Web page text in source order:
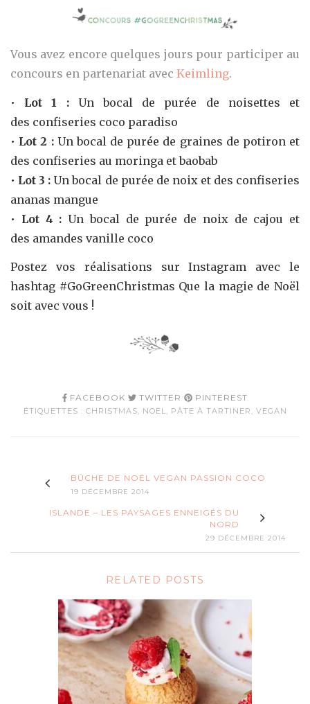
Vous avez encore quelques jours pour participer au
concours en partenariat avec Keimling.
• Lot 1 :Un bocal de purée de noisettes et
des confiseries coco paradiso
• Lot 2 :Un bocal de purée de graines de potiron et
des confiseries au moringa et baobab
• Lot 3 : Un bocal de purée de noixet des confiseries
ananas mangue
• Lot 4 : Un bocal de purée de noix de cajou et
des amandes vanille coco
Postez vos réalisations sur Instagram avec le
hashtag #GoGreenChristmas Que la magie de Noël
soit avec vous !
FACEBOOK TWITTER PINTEREST
ÉTIQUETTES : CHRISTMAS, NOËL, PÂTE À TARTINER , VEGAN
BÛCHE DE NOËL VEGAN PASSION COCO
19 DÉCEMBRE 2014
ISLANDE – LES PAYSAGES ENNEIGÉS DU
NORD
29 DÉCEMBRE 2014
RELATED POSTS